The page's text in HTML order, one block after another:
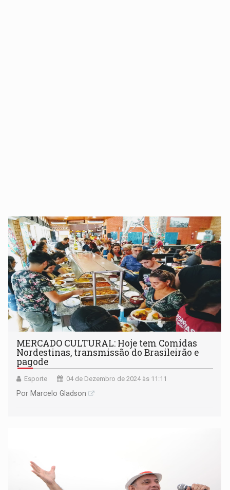
MERCADO CULTURAL: Hoje tem Comidas
Nordestinas, transmissão do Brasileirão e
pagode
Esporte 04 de Dezembro de 2024 às 11:11
Por Marcelo Gladson